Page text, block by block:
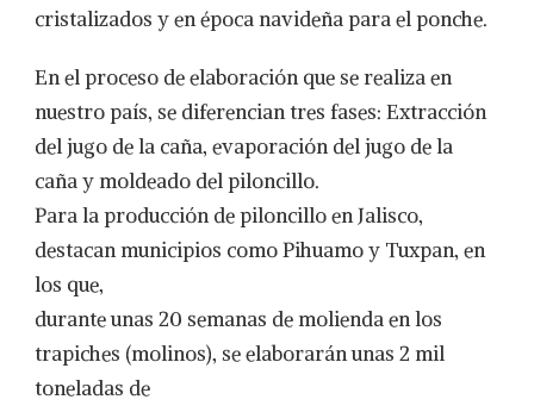
cristalizados y en época navideña para el ponche.
En el proceso de elaboración que se realiza en
nuestro país, se diferencian tres fases: Extracción
del jugo de la caña, evaporación del jugo de la
caña y moldeado del piloncillo.
Para la producción de piloncillo en Jalisco,
destacan municipios como Pihuamo y Tuxpan, en
los que,
durante unas 20 semanas de molienda en los
trapiches (molinos), se elaborarán unas 2 mil
toneladas de